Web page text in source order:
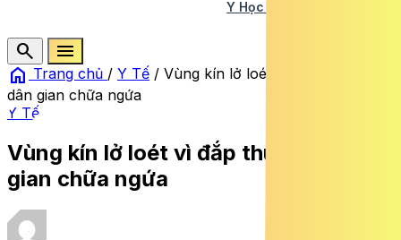
Y Học Cổ Truyền
search
menu
home Trang chủ / Y Tế / Vùng kín lở loét vì đắp thuốc lá
dân gian chữa ngứa
Y Tế
Vùng kín lở loét vì đắp thuốc lá dân
gian chữa ngứa